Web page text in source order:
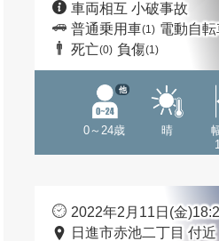
車両相互 小破事故
普通乗用車(1) 電動自転
死亡(0) 負傷(1)
0～24歳
他
晴
2022年2月11日(金
日進市赤池二丁目 付近